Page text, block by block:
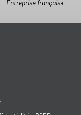
Entreprise française